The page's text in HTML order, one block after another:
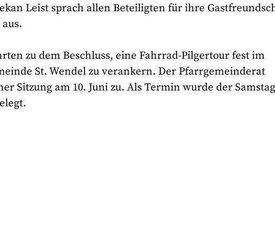
Leist sprach allen Beteiligten für ihre
zu dem Beschluss, eine Fahrrad-Pilgertour fest im
St. Wendel zu verankern. Der Pfarrgemeinderat
Sitzung am 10. Juni zu. Als Termin wurde der Samstag